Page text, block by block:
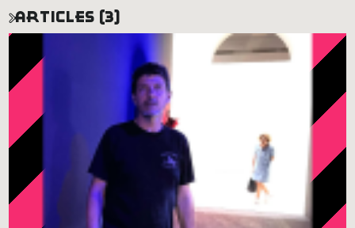
articles (3)